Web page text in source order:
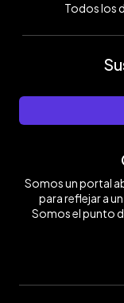
Todos los
Somos un portal
para reflejar a
Somos el punto